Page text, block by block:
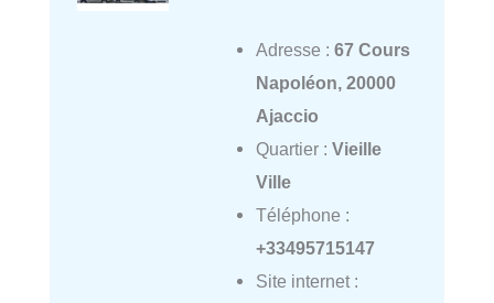
Adresse : 67 Cours
Napoléon, 20000
Ajaccio
Quartier : Vieille
Ville
Téléphone :
+33495715147
Site internet :